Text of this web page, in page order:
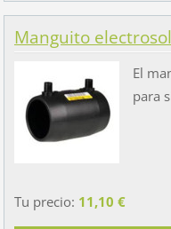
Manguito
El
para
Tu precio: 11,10 €